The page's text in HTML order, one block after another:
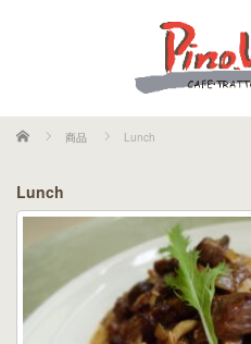
ホーム 商品 Lunch
Lunch